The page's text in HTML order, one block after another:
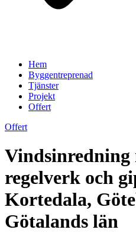
Hem
Byggentreprenad
Tjänster
Projekt
Offert
Offert
Vindsinredning
regelverk och
Kortedala,
Götalands län